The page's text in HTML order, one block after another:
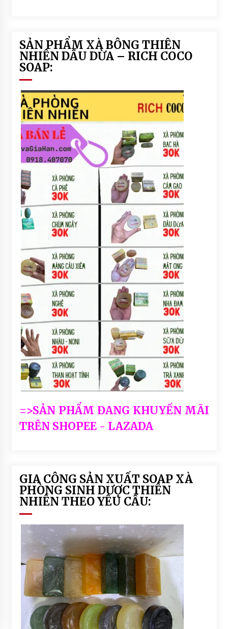
SẢN PHẨM XÀ BÔNG THIÊN
NHIÊN DẦU DỪA – RICH COCO
SOAP:
=>SẢN PHẨM ĐANG KHUYẾN MÃI
TRÊN SHOPEE - LAZADA
GIA CÔNG SẢN XUẤT SOAP XÀ
PHÒNG SINH DƯỢC THIÊN
NHIÊN THEO YÊU CẦU: